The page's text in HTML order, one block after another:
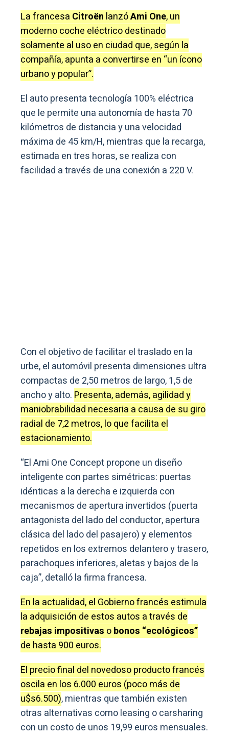
La francesa Citroën lanzóAmi One, un
moderno coche eléctrico destinado
solamente al uso en ciudad que, según la
compañía, apunta a convertirse en “un ícono
urbano y popular”.
El auto presenta tecnología 100% eléctrica
que le permite una autonomía de hasta 70
kilómetros de distancia y una velocidad
máxima de 45 km/H, mientras que la recarga,
estimada en tres horas, se realiza con
facilidad a través de una conexión a 220 V.
Con el objetivo de facilitar el traslado en la
urbe, el automóvil presenta dimensiones ultra
compactas de 2,50 metros de largo, 1,5 de
ancho y alto. Presenta, además, agilidad y
maniobrabilidad necesaria a causa de su giro
radial de 7,2 metros, lo que facilita el
estacionamiento.
“El Ami One Concept propone un diseño
inteligente con partes simétricas: puertas
idénticas a la derecha e izquierda con
mecanismos de apertura invertidos (puerta
antagonista del lado del conductor, apertura
clásica del lado del pasajero) y elementos
repetidos en los extremos delantero y trasero,
parachoques inferiores, aletas y bajos de la
caja”, detalló la firma francesa.
En la actualidad, el Gobierno francés estimula
la adquisición de estos autos a través de
rebajas impositivas obonos “ecológicos”
de hasta 900 euros.
El precio final del novedoso producto francés
oscila en los 6.000 euros (poco más de
u$s6.500), mientras que también existen
otras alternativas como leasing o carsharing
con un costo de unos 19,99 euros mensuales.